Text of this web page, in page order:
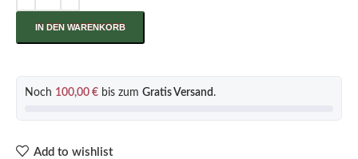
IN DEN WARENKORB
Noch 100,00 € bis zum Gratis Versand .
Add to wishlist